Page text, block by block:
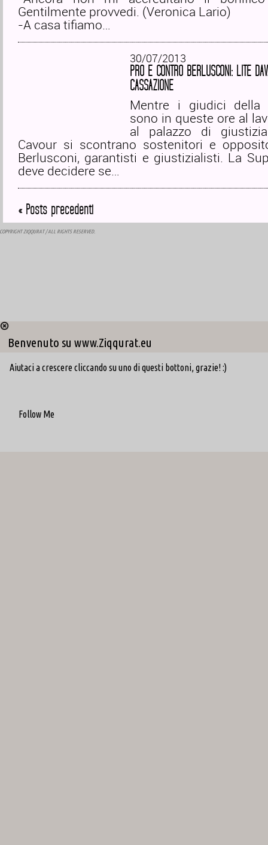
Gentilmente provvedi. (Veronica Lario)
-A casa tifiamo…
30/07/2013
PRO E CONTRO BERLUSCONI: LITE
CASSAZIONE
Mentre i giudici della
sono in queste ore al
al palazzo di
Cavour si scontrano sostenitori e
Berlusconi, garantisti e giustizialisti. La
deve decidere se…
« Posts precedenti
ZIQQURAT/ ALL RIGHTS RESERVED.
Benvenuto su www.Ziqqurat.eu
Aiutaci a crescere cliccando su uno di questi bottoni, grazie! :)
Follow Me